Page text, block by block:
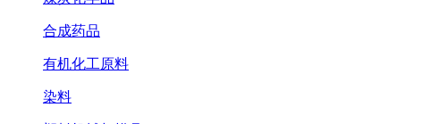
合成药品
有机化工原料
染料